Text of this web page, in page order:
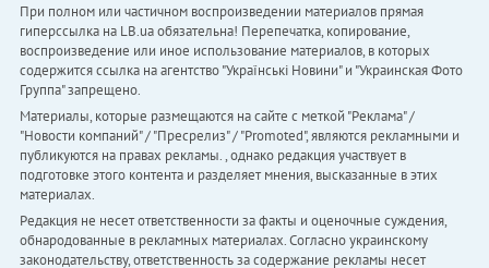
При полном или частичном воспроизведении материалов прямая
гиперссылка на LB.ua обязательна! Перепечатка, копирование,
воспроизведение или иное использование материалов, в которых
содержится ссылка на агентство "Українськi Новини" и "Украинская Фото
Группа" запрещено.
Материалы, которые размещаются на сайте с меткой "Реклама" /
"Новости компаний" / "Пресрелиз" / "Promoted", являются рекламными и
публикуются на правах рекламы. , однако редакция участвует в
подготовке этого контента и разделяет мнения, высказанные в этих
материалах.
Редакция не несет ответственности за факты и оценочные суждения,
обнародованные в рекламных материалах. Согласно украинскому
законодательству, ответственность за содержание рекламы несет